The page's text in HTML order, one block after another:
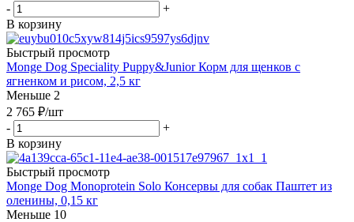
-
+
В корзину
Быстрый просмотр
Monge Dog Speciality Puppy&Junior Корм для щенков с
ягненком и рисом, 2,5 кг
Меньше 2
2 765 ₽/шт
-
+
В корзину
Быстрый просмотр
Monge Dog Monoprotein Solo Консервы для собак Паштет из
оленины, 0,15 кг
Меньше 10